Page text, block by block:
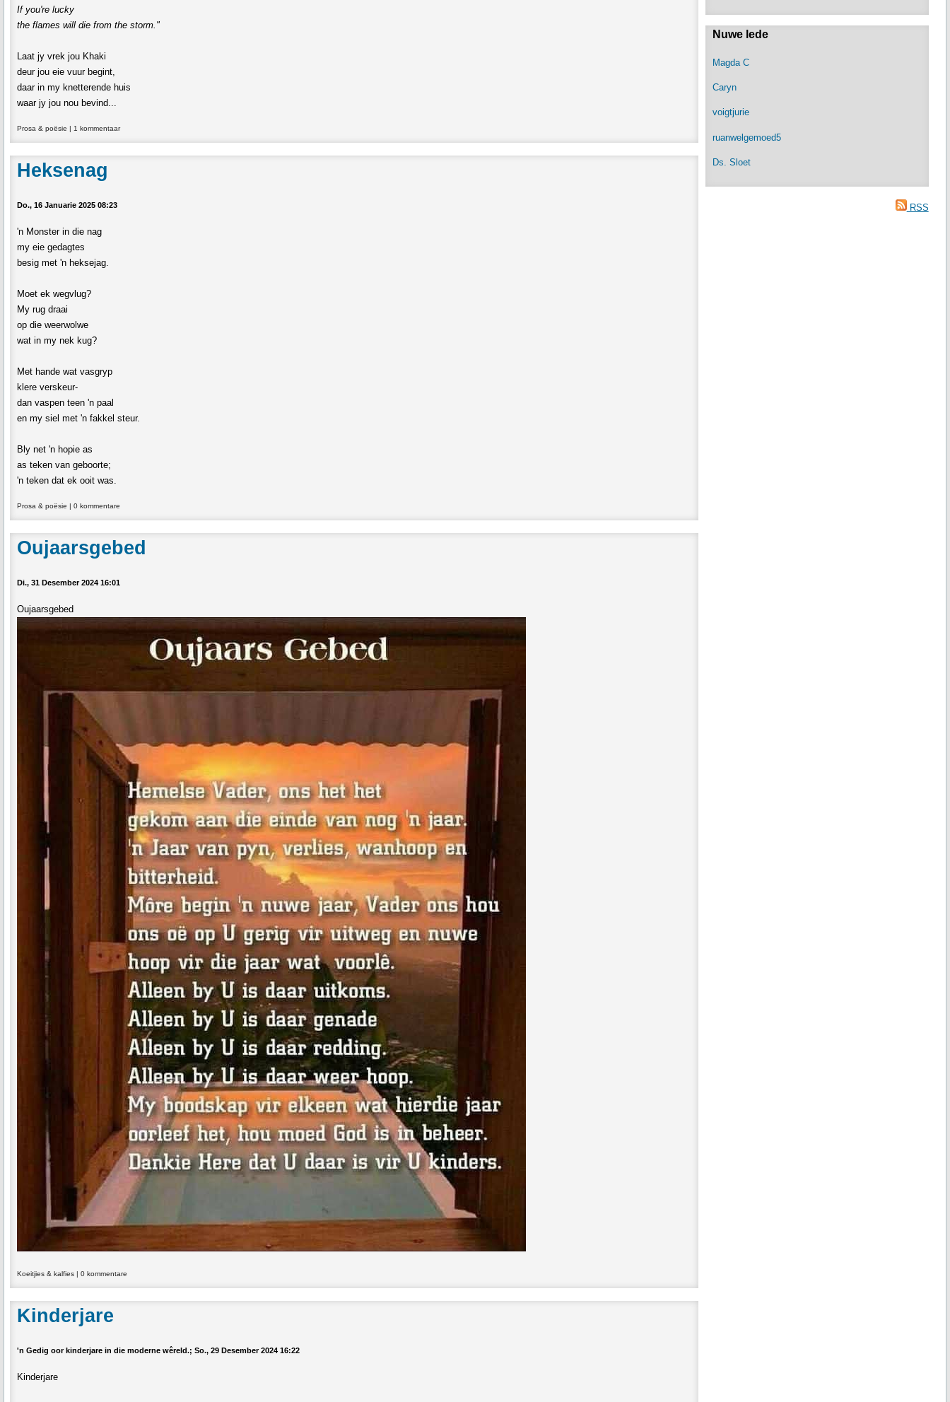
If you're lucky
the flames will die from the storm."
Laat jy vrek jou Khaki
deur jou eie vuur begint,
daar in my knetterende huis
waar jy jou nou bevind...
Prosa & poësie | 1 kommentaar
Heksenag
Do., 16 Januarie 2025 08:23
'n Monster in die nag
my eie gedagtes
besig met 'n heksejag.
Moet ek wegvlug?
My rug draai
op die weerwolwe
wat in my nek kug?
Met hande wat vasgryp
klere verskeur-
dan vaspen teen 'n paal
en my siel met 'n fakkel steur.
Bly net 'n hopie as
as teken van geboorte;
'n teken dat ek ooit was.
Prosa & poësie 0 kommentare
Oujaarsgebed
Di., 31 Desember 2024 16:01
Oujaarsgebed
Koeitjies & kalfies 0 kommentare
Kinderjare
'n Gedig oor kinderjare in die moderne wêreld.; So., 29 Desember 2024 16:22
Kinderjare
Nuwe lede
Magda C
Caryn
voigtjurie
ruanwelgemoed5
Ds. Sloet
RSS